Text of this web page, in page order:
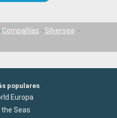
Compañías
Silversea
populares
Europa
the Seas